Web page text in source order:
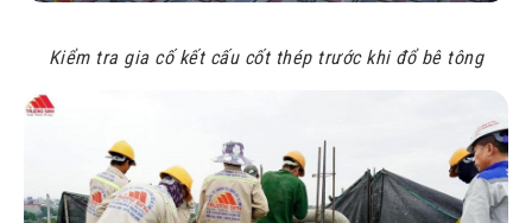
Kiểm tra gia cố kết cấu cốt thép trước khi đổ bê tông